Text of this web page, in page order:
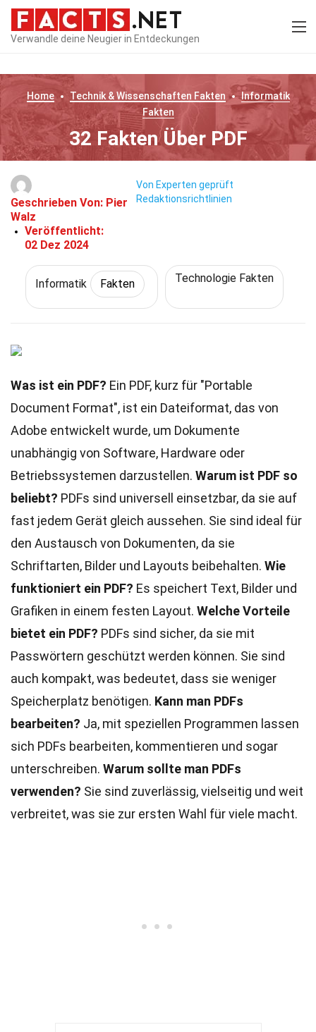
Verwandle deine Neugier in Entdeckungen
Home Technik & Wissenschaften Fakten
Informatik
Fakten
32 Fakten Über PDF
Geschrieben Von: Pier
Walz
Veröffentlicht:
02 Dez 2024
Von Experten geprüft
Redaktionsrichtlinien
Informatik Fakten Technologie Fakten
Was ist ein PDF? Ein PDF, kurz für "Portable
Document Format", ist ein Dateiformat, das von
Adobe entwickelt wurde, um Dokumente
unabhängig von Software, Hardware oder
Betriebssystemen darzustellen. Warum ist PDF so
beliebt? PDFs sind universell einsetzbar, da sie auf
fast jedem Gerät gleich aussehen. Sie sind ideal für
den Austausch von Dokumenten, da sie
Schriftarten, Bilder und Layouts beibehalten. Wie
funktioniert ein PDF? Es speichert Text, Bilder und
Grafiken in einem festen Layout. Welche Vorteile
bietet ein PDF? PDFs sind sicher, da sie mit
Passwörtern geschützt werden können. Sie sind
auch kompakt, was bedeutet, dass sie weniger
Speicherplatz benötigen. Kann man PDFs
bearbeiten? Ja, mit speziellen Programmen lassen
sich PDFs bearbeiten, kommentieren und sogar
unterschreiben. Warum sollte man PDFs
verwenden? Sie sind zuverlässig, vielseitig und weit
verbreitet, was sie zur ersten Wahl für viele macht.